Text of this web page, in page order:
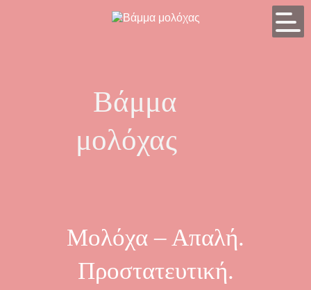
Βάμμα
μολόχας
Μολόχα – Απαλή.
Προστατευτική.